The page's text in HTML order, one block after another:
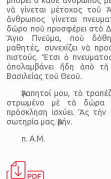
νὰ γίνεται μέτοχος τοῦ
ἄνθρωπος γίνεται
δῶρο ποὺ προσφέρει στὸ
Ἅγιο Πνεῦμα, ποὺ
μαθητές, συνεχίζει νὰ
πιστούς. Ἔτσι ὁ
ἀπολαμβάνει ἤδη ἀπὸ
Βασιλείας τοῦ Θεοῦ.
Ἀγαπητοί μου, τὸ
στρωμένο μὲ τὰ
πρόσκληση ἰσχύει. Ἂς
σωτηρία μας. Ἀμήν.
π. Α.Μ.